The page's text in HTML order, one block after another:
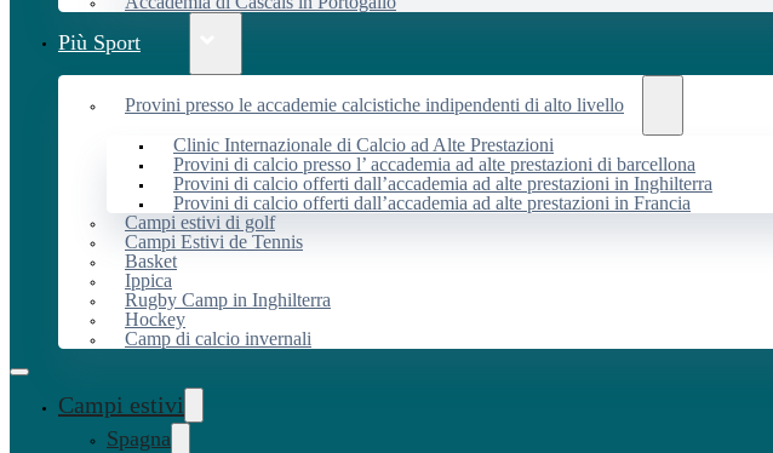
Più Sport
Provini presso le accademie calcistiche indipendenti di alto livello
Clinic Internazionale di Calcio ad Alte Prestazioni
Provini di calcio presso l’ accademia ad alte prestazioni di barcellona
Provini di calcio offerti dall’accademia ad alte prestazioni in Inghilterra
Provini di calcio offerti dall’accademia ad alte prestazioni in Francia
Campi estivi di golf
Campi Estivi de Tennis
Basket
Ippica
Rugby Camp in Inghilterra
Hockey
Camp di calcio invernali
Campi estivi
Spagna